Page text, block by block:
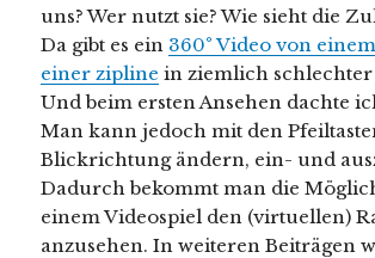
uns? Wer nutzt sie? Wie sieht die
Da gibt es ein 360° Video von
einer zipline in ziemlich
Und beim ersten Ansehen dachte
Man kann jedoch mit den
Blickrichtung ändern, ein- und
Dadurch bekommt man die
einem Videospiel den (virtuellen)
anzusehen. In weiteren Beiträgen